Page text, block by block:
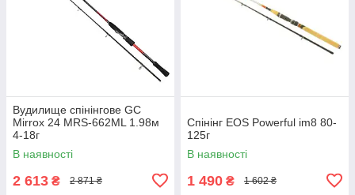
Вудилище спінінгове GC
Mirrox 24 MRS-662ML 1.98м
4-18г
В наявності
2 613 ₴ 2 871 ₴
Спінінг EOS Powerful im8 80-
125г
В наявності
1 490 ₴ 1 602 ₴